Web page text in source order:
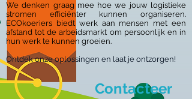
We denken graag mee hoe we jouw logistieke
stromen efficiënter kunnen organiseren.
ECOkoeriers biedt werk aan mensen met een
afstand tot de arbeidsmarkt om persoonlijk en in
hun werk te kunnen groeien.
Ontdek onze oplossingen en laat je ontzorgen!
Contacteer